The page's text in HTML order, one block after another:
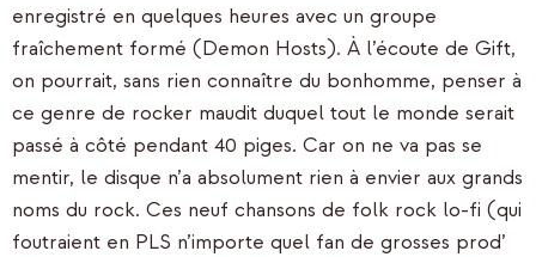
enregistré en quelques heures avec un groupe
fraîchement formé (Demon Hosts). À l’écoute de Gift,
on pourrait, sans rien connaître du bonhomme, penser à
ce genre de rocker maudit duquel tout le monde serait
passé à côté pendant 40 piges. Car on ne va pas se
mentir, le disque n’a absolument rien à envier aux grands
noms du rock. Ces neuf chansons de folk rock lo-fi (qui
foutraient en PLS n’importe quel fan de grosses prod’